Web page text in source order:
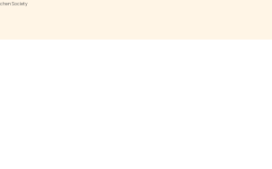
Society